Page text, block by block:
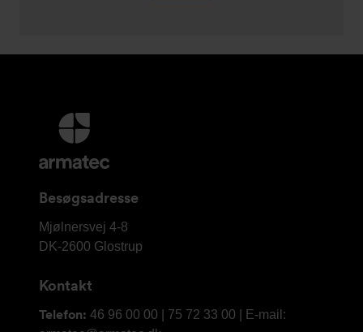
Yderligere
information
og
Besøgsadresse
Armatec
A/S
Mjølnersvej 4-8
DK-2600 Glostrup
Kontakt
Telefon: 46 96 00 00 | 75 72 33 00 | E-mail: